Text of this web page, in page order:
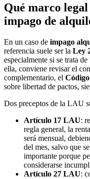
Qué marco
impago de
En un caso de impago
referencia suele ser la Ley
especialmente si se trata
ella, conviene revisar el
complementario, el
sobre libertad de pactos,
Dos preceptos de la LAU
Artículo 17 LAU:
regla general, la
será mensual,
del mes, salvo que
importante porque
considerarse
Artículo 27 LAU: